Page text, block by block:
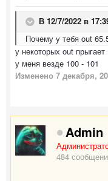
В 12/7/2022 в
Почему у тебя out
у некоторых out
у меня везде 100 - 101
Изменено 7 декабря,
Admin
484